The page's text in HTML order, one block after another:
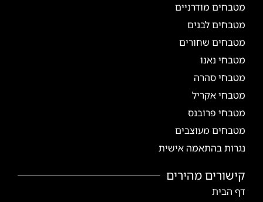
מטבחים מודרניים
מטבחים לבנים
מטבחים שחורים
מטבחי נאנו
מטבחי סהרה
מטבחי אקריל
מטבחי פרובנס
מטבחים מעוצבים
נגרות בהתאמה אישית
קישורים מהירים
דף הבית